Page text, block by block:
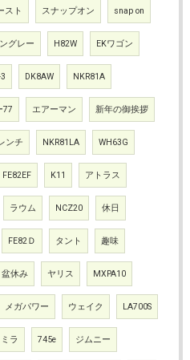
スト スナップオン snap on
グレー H82W EKワゴン
DK8AW NKR81A
77 エアーマン 新年の御挨拶
ンチ NKR81LA WH63G
FE82EF K11 アトラス
ラウム NCZ20 休日
FE82Ｄ タント 趣味
盆休み ヤリス MXPA10
メガパワー ウェイク LA700S
ミラ 745e ジムニー